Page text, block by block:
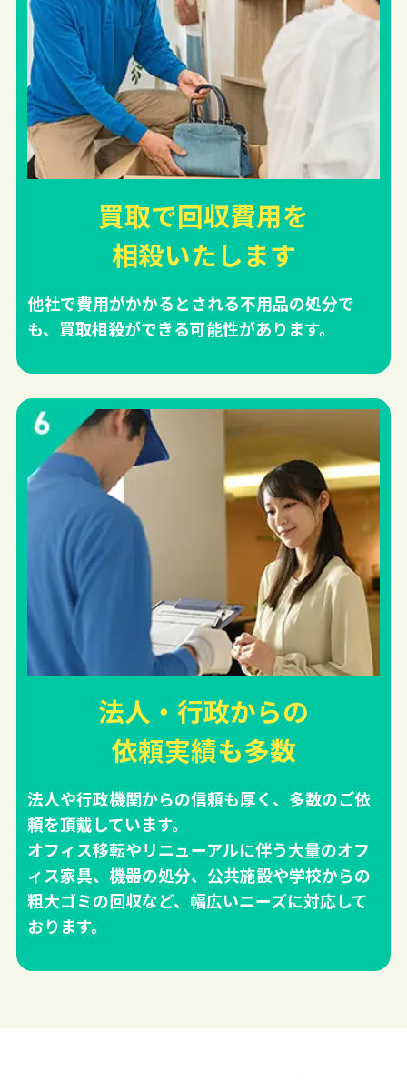
買取で回収費用を
相殺いたします
他社で費用がかかるとされる不用品の処分で
も、買取相殺ができる可能性があります。
法人・行政からの
依頼実績も多数
法人や行政機関からの信頼も厚く、多数のご依
頼を頂戴しています。
オフィス移転やリニューアルに伴う大量のオフ
ィス家具、機器の処分、公共施設や学校からの
粗大ゴミの回収など、幅広いニーズに対応して
おります。